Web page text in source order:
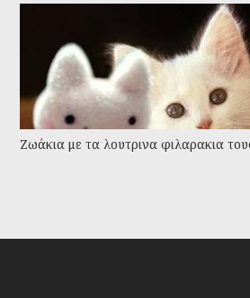
Ζωάκια με τα λουτρινα φιλαρακια